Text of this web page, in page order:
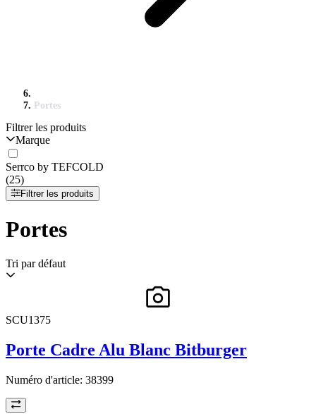
Portes
Filtrer les produits
Marque
Serrco by TEFCOLD
(25)
Filtrer les produits
Portes
Tri par défaut
SCU1375
Porte Cadre Alu Blanc Bitburger
Numéro d'article: 38399